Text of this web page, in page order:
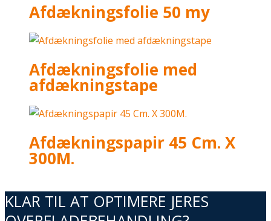
Afdækningsfolie 50 my
Afdækningsfolie med
afdækningstape
Afdækningspapir 45 Cm. X
300M.
KLAR TIL AT OPTIMERE JERES